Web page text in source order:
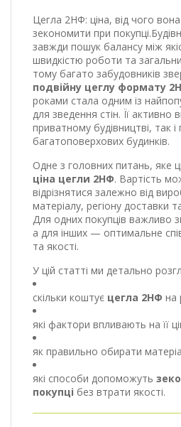
Цегла 2НФ: ціна, від чого
зекономити при
завжди пошук балансу між
швидкістю роботи та
тому багато забудовників
подвійну цеглу формату
роками стала одним із
для зведення стін. Її активно
приватному будівництві, так
багатоповерхових будинків.
Одне з головних питань, яке
ціна цегли 2НФ. Вартість
відрізнятися залежно від
матеріалу, регіону доставки
Для одних покупців важливо
а для інших — оптимальне
та якості.
У цій статті ми детально
скільки коштує цегла 2НФ на
які фактори впливають на її
як правильно обирати
які способи допоможуть
покупці без втрати якості.